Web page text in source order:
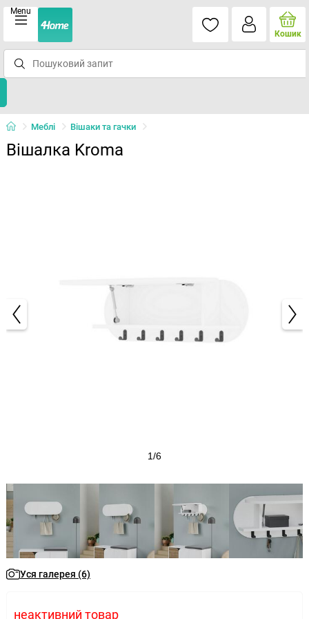
Menu
Кошик
Меблі Вішаки та гачки
Вішалка Kroma
1/6
Уся галерея (6)
неактивний товар